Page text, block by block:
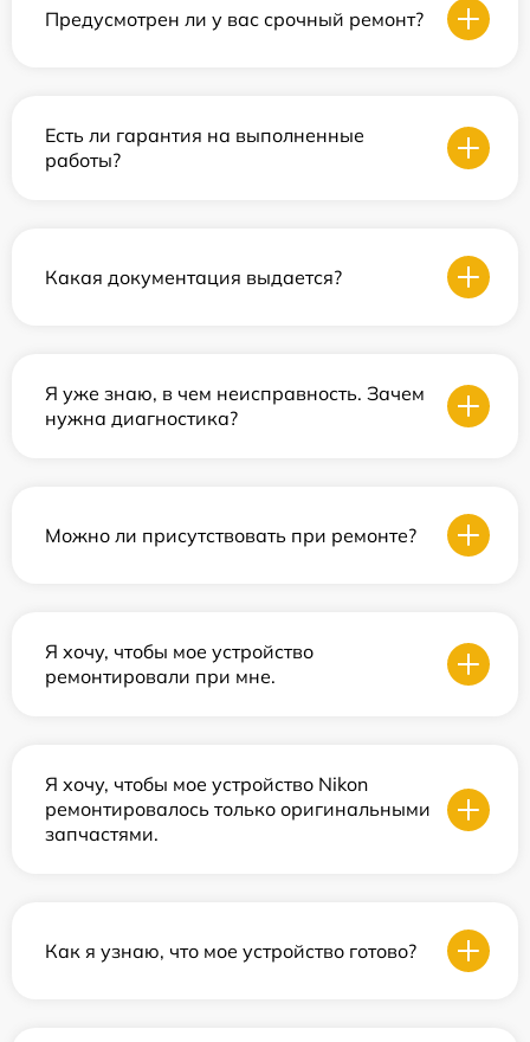
Предусмотрен ли у вас срочный ремонт?
Есть ли гарантия на выполненные
работы?
Какая документация выдается?
Я уже знаю, в чем неисправность. Зачем
нужна диагностика?
Можно ли присутствовать при ремонте?
Я хочу, чтобы мое устройство
ремонтировали при мне.
Я хочу, чтобы мое устройство Nikon
ремонтировалось только оригинальными
запчастями.
Как я узнаю, что мое устройство готово?